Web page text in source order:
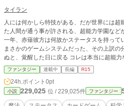
タイラン
人には何かしら特技がある、だが世界には
た人間が通う事が許される、超能力学園など
一年、赤薙彼方は何故かステータスを持って
まさかのゲームシステムだった、その上訳
ぬと、覚醒した日に戻る コレは本当に超能力
ファンタジー 連載中 長編 R15
24h.ポイント 0pt
小説 229,025 位 / 229,025件 ファンタジー